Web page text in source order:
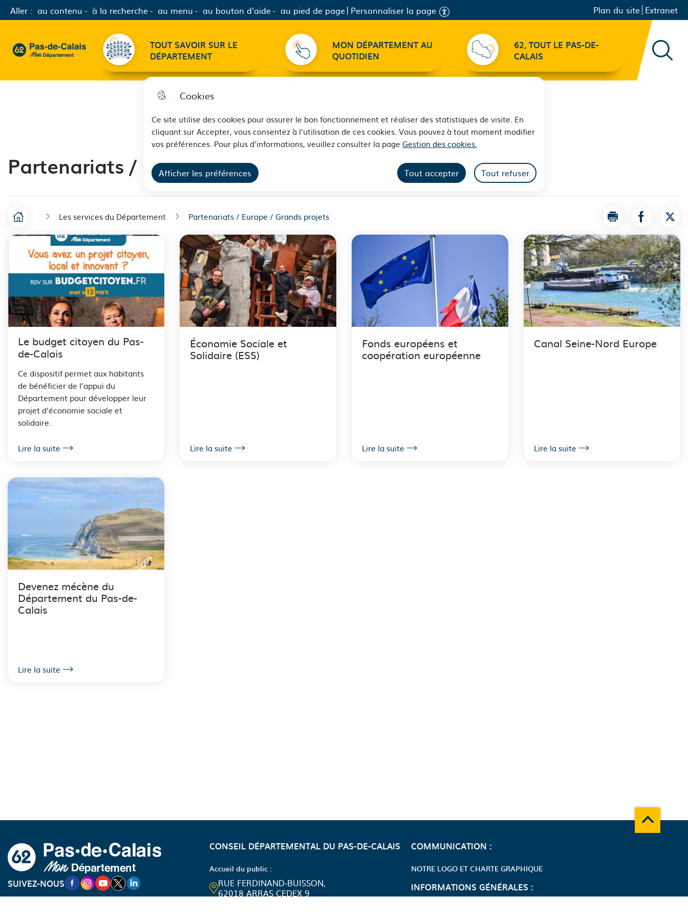
Cookies
Ce site utilise des cookies pour assurer le bon fonctionnement et réaliser des statistiques de visite. En
cliquant sur Accepter, vous consentez à l'utilisation de ces cookies. Vous pouvez à tout moment modifier
vos préférences. Pour plus d'informations, veuillez consulter la page Gestion des cookies.
Afficher les préférences Tout accepter Tout refuser
Aller : au contenu à la recherche au menu au bouton d'aide au pied de page Personnaliser la page Menu principal
Navigation
secondaire
Plan du site Extranet
62 - Pas-de-Calais Mon Département - Retour à l'accueil
Menu principal
TOUT SAVOIR SUR LE
DÉPARTEMENT
MON DÉPARTEMENT AU
QUOTIDIEN
62, TOUT LE PAS-DE-
CALAIS
Partenariats / Europe / Grands projets
F
'
A
Accueil Les services du Département Partenariats / Europe / Grands projets Imprimer la page
Partager la
Le budget citoyen du Pas-
de-Calais
Ce dispositif permet aux habitants
de bénéficier de l’appui du
Département pour développer leur
projet d'économie sociale et
solidaire.
Lire la suite
Économie Sociale et
Solidaire (ESS)
Lire la suite
Fonds européens et
coopération européenne
Lire la suite
Canal Seine-Nord Europe
Lire la suite
Devenez mécène du
Département du Pas-de-
Calais
Lire la suite
Remonter
SUIVEZ-NOUSNOUVELLE FENÊTRE VERS LA PAGE FACEBOOK DÉPARTEMENT DU PAS DE CALAIS
NOUVELLE FENÊTRE VERS LA PAGE INSTAGRAM DÉPARTEMENT DU PAS DE CALAIS
NOUVELLE FENÊTRE VERS LA PAGE YOUTUBE DÉPARTEMENT DU PAS DE CALAIS</
NOUVELLE FENÊTRE VERS LA PAGE X DÉPARTEMENT DU PAS DE CALAIS
NOUVELLE FENÊTRE VERS LA PAGE LINKEDIN DÉPARTEMENT DU PAS DE CALAIS
CONSEIL DÉPARTEMENTAL DU PAS-DE-CALAIS
Accueil du public :
RUE FERDINAND-BUISSON,
62018 ARRAS CEDEX 9
COMMUNICATION :
NOTRE LOGO ET CHARTE GRAPHIQUE
INFORMATIONS GÉNÉRALES :